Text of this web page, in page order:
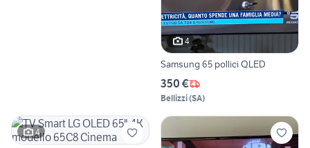
4
Samsung 65 pollici QLED
350 €
Bellizzi(SA)
4